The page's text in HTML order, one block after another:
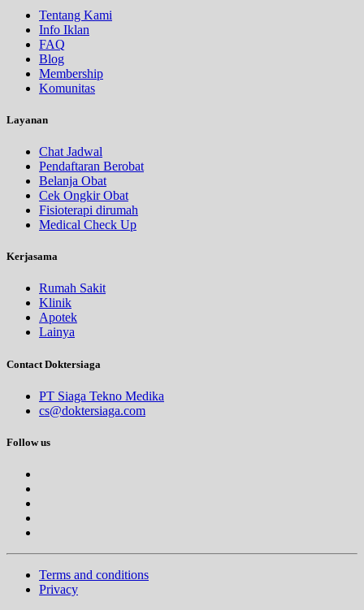
Tentang Kami
Info Iklan
FAQ
Blog
Membership
Komunitas
Layanan
Chat Jadwal
Pendaftaran Berobat
Belanja Obat
Cek Ongkir Obat
Fisioterapi dirumah
Medical Check Up
Kerjasama
Rumah Sakit
Klinik
Apotek
Lainya
Contact Doktersiaga
PT Siaga Tekno Medika
cs@doktersiaga.com
Follow us
Terms and conditions
Privacy